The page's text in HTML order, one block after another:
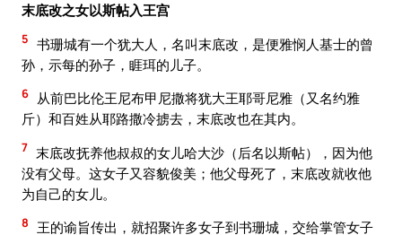
末底改之女以斯帖入王宫
5 书珊城有一个犹大人，名叫末底改，是便雅悯人基士的曾
孙，示每的孙子，睚珥的儿子。
6 从前巴比伦王尼布甲尼撒将犹大王耶哥尼雅（又名约雅
斤）和百姓从耶路撒冷掳去，末底改也在其内。
7 末底改抚养他叔叔的女儿哈大沙（后名以斯帖），因为他
没有父母。这女子又容貌俊美；他父母死了，末底改就收他
为自己的女儿。
8 王的谕旨传出，就招聚许多女子到书珊城，交给掌管女子